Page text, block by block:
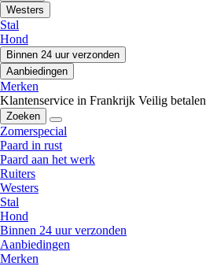
Westers
Stal
Hond
Binnen 24 uur verzonden
Aanbiedingen
Merken
Klantenservice in Frankrijk Veilig betalen
Zoeken
Zomerspecial
Paard in rust
Paard aan het werk
Ruiters
Westers
Stal
Hond
Binnen 24 uur verzonden
Aanbiedingen
Merken